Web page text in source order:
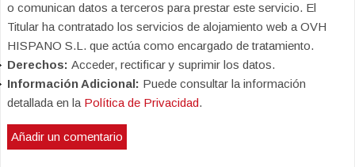
o comunican datos a terceros para prestar este servicio. El
Titular ha contratado los servicios de alojamiento web a OVH
HISPANO S.L. que actúa como encargado de tratamiento.
Derechos: Acceder, rectificar y suprimir los datos.
Información Adicional: Puede consultar la información
detallada en la Política de Privacidad.